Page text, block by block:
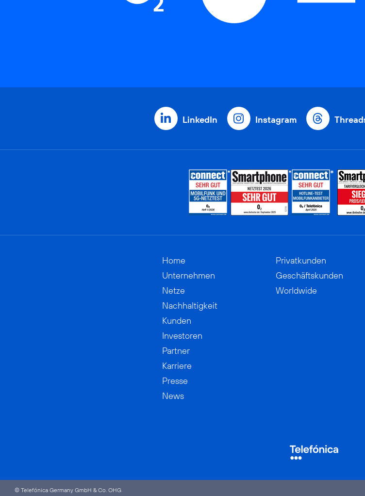
LinkedIn Instagram
Home
Unternehmen
Netze
Nachhaltigkeit
Kunden
Investoren
Partner
Karriere
Presse
News
Privatkunden
Geschäftskunden
Worldwide
© Telefónica Germany GmbH & Co. OHG